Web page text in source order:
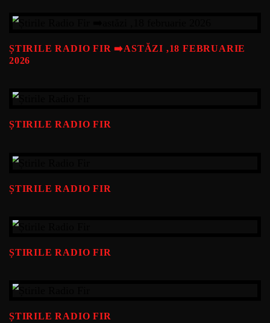
ȘTIRILE RADIO FIR ➡️ASTĂZI ,18 FEBRUARIE
2026
ȘTIRILE RADIO FIR
ȘTIRILE RADIO FIR
ȘTIRILE RADIO FIR
ȘTIRILE RADIO FIR